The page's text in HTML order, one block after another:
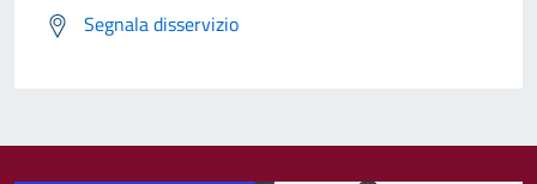
Segnala disservizio